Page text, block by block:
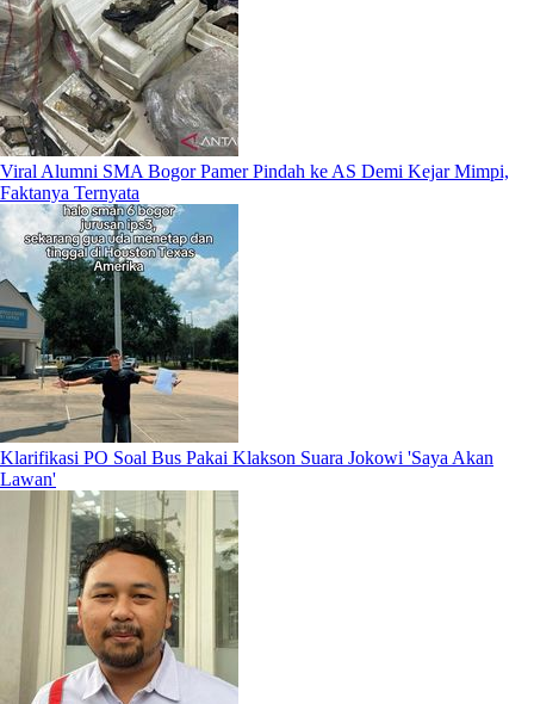
Viral Alumni SMA Bogor Pamer Pindah ke AS Demi Kejar Mimpi,
Faktanya Ternyata
Klarifikasi PO Soal Bus Pakai Klakson Suara Jokowi 'Saya Akan
Lawan'